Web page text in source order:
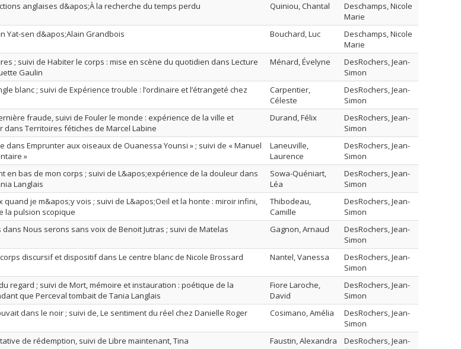
anglaises d&apos;À la recherche du temps perdu Quiniou, Chantal
Deschamps, Nicole
Marie
Yat-sen d&apos;Alain Grandbois Bouchard, Luc
Deschamps, Nicole
Marie
; suivi de Habiter le corps : mise en scène du quotidien dans Lecture
Gaulin
Ménard, Évelyne
DesRochers, Jean-
Simon
blanc ; suivi de Expérience trouble : l’ordinaire et l’étrangeté chez
Carpentier,
Céleste
DesRochers, Jean-
Simon
fraude, suivi de Fouler le monde : expérience de la ville et
dans Territoires fétiches de Marcel Labine
Durand, Félix
DesRochers, Jean-
Simon
dans Emprunter aux oiseaux de Ouanessa Younsi » ; suivi de « Manuel
»
Laneuville,
Laurence
DesRochers, Jean-
Simon
en bas de mon corps ; suivi de L&apos;expérience de la douleur dans
Langlais
Sowa-Quéniart,
Léa
DesRochers, Jean-
Simon
quand je m&apos;y vois ; suivi de L&apos;Oeil et la honte : miroir infini,
la pulsion scopique
Thibodeau,
Camille
DesRochers, Jean-
Simon
dans Nous serons sans voix de Benoit Jutras ; suivi de Matelas
Gagnon, Arnaud
DesRochers, Jean-
Simon
discursif et dispositif dans Le centre blanc de Nicole Brossard Nantel, Vanessa
DesRochers, Jean-
Simon
regard ; suivi de Mort, mémoire et instauration : poétique de la
que Perceval tombait de Tania Langlais
Fiore Laroche,
David
DesRochers, Jean-
Simon
dans le noir ; suivi de, Le sentiment du réel chez Danielle Roger Cosimano, Amélia
DesRochers, Jean-
Simon
de rédemption, suivi de Libre maintenant, Tina Faustin, Alexandra
DesRochers, Jean-